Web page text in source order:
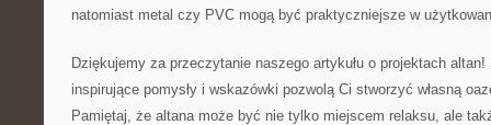
natomiast‌ metal czy PVC mogą być praktyczniejsze w
Dziękujemy za przeczytanie naszego artykułu o projektach
inspirujące pomysły i wskazówki⁤ pozwolą Ci stworzyć własną
Pamiętaj, że altana może być nie tylko miejscem relaksu, ale